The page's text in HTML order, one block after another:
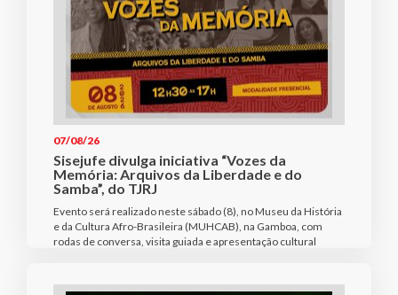
07/08/26
Sisejufe divulga iniciativa “Vozes da
Memória: Arquivos da Liberdade e do
Samba”, do TJRJ
Evento será realizado neste sábado (8), no Museu da História
e da Cultura Afro-Brasileira (MUHCAB), na Gamboa, com
rodas de conversa, visita guiada e apresentação cultural